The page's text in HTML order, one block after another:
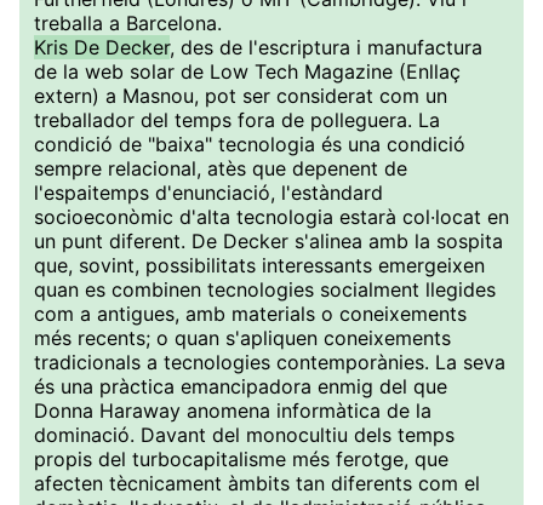
treballa a Barcelona.
Kris De Decker, des de l'escriptura i manufactura
de la web solar de Low Tech Magazine (Enllaç
extern) a Masnou, pot ser considerat com un
treballador del temps fora de polleguera. La
condició de "baixa" tecnologia és una condició
sempre relacional, atès que depenent de
l'espaitemps d'enunciació, l'estàndard
socioeconòmic d'alta tecnologia estarà col·locat en
un punt diferent. De Decker s'alinea amb la sospita
que, sovint, possibilitats interessants emergeixen
quan es combinen tecnologies socialment llegides
com a antigues, amb materials o coneixements
més recents; o quan s'apliquen coneixements
tradicionals a tecnologies contemporànies. La seva
és una pràctica emancipadora enmig del que
Donna Haraway anomena informàtica de la
dominació. Davant del monocultiu dels temps
propis del turbocapitalisme més ferotge, que
afecten tècnicament àmbits tan diferents com el